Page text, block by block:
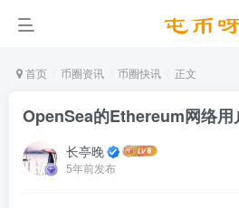
首页 币圈资讯 币圈快讯 正文
OpenSea的Ethereum网络用
长亭晚
5年前发布